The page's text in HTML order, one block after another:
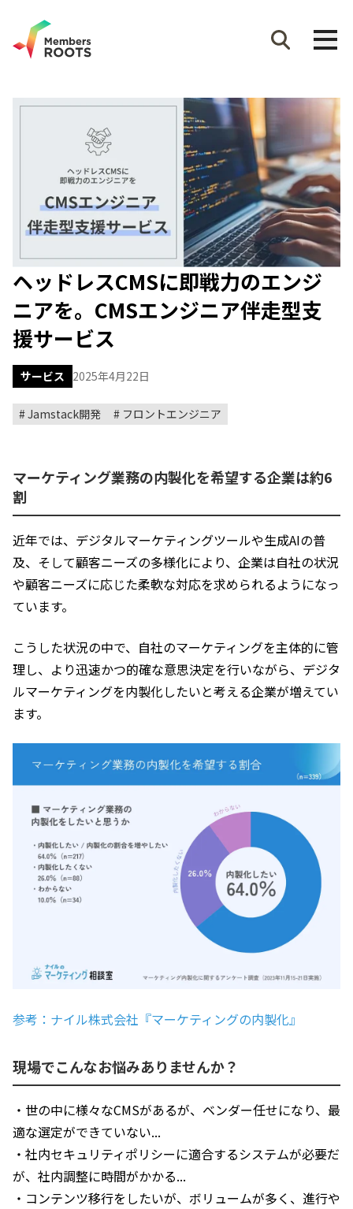
ヘッドレスCMSに即戦力のエンジ
ニアを。CMSエンジニア伴走型支
援サービス
サービス 2025年4月22日
Jamstack開発 フロントエンジニア
マーケティング業務の内製化を希望する企業は約6
割
近年では、デジタルマーケティングツールや生成AIの普
及、そして顧客ニーズの多様化により、企業は自社の状況
や顧客ニーズに応じた柔軟な対応を求められるようになっ
ています。
こうした状況の中で、自社のマーケティングを主体的に管
理し、より迅速かつ的確な意思決定を行いながら、デジタ
ルマーケティングを内製化したいと考える企業が増えてい
ます。
参考：ナイル株式会社『マーケティングの内製化』
現場でこんなお悩みありませんか？
・世の中に様々なCMSがあるが、ベンダー任せになり、最
適な選定ができていない...
・社内セキュリティポリシーに適合するシステムが必要だ
が、社内調整に時間がかかる...
・コンテンツ移行をしたいが、ボリュームが多く、進行や